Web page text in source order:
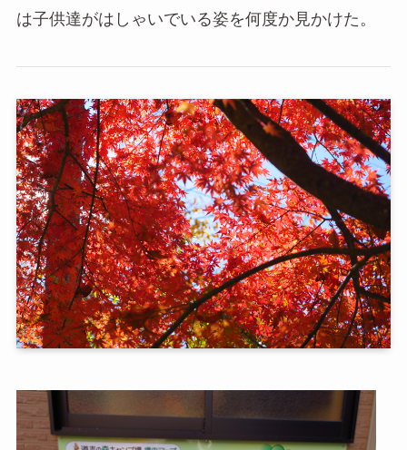
は子供達がはしゃいでいる姿を何度か見かけた。